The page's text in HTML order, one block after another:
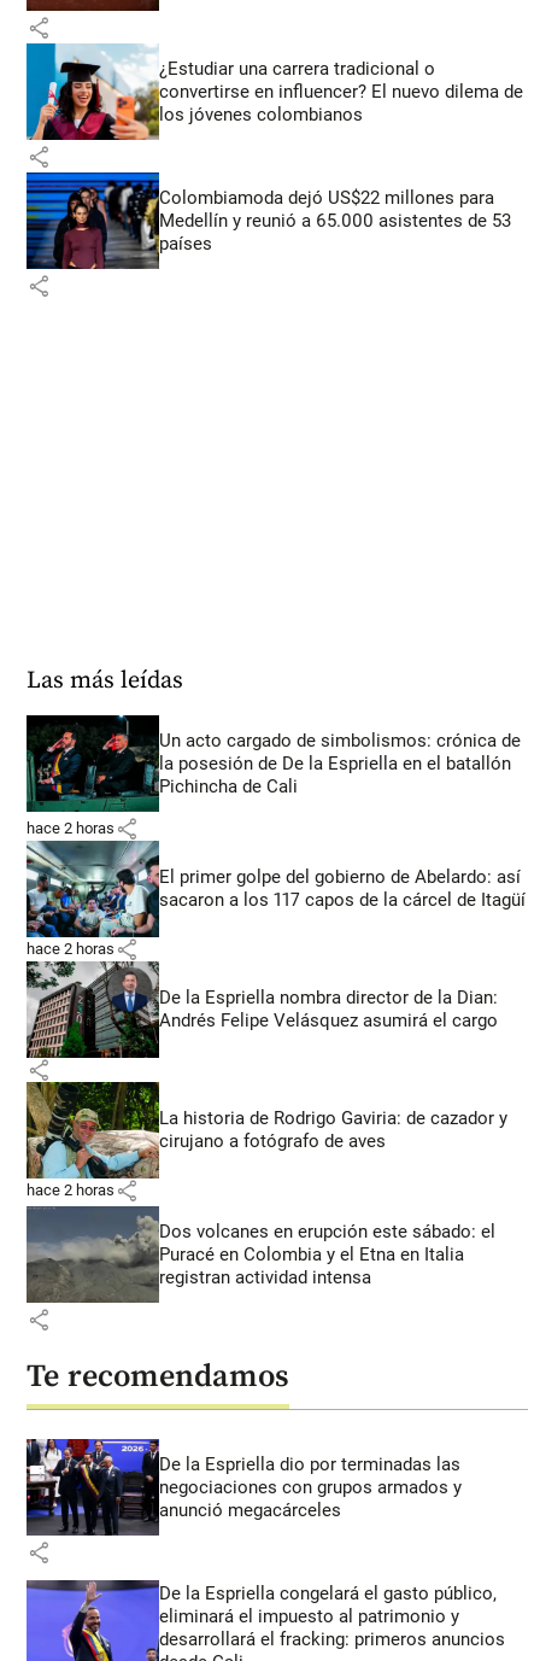
share
¿Estudiar una carrera tradicional o
convertirse en influencer? El nuevo dilema de
los jóvenes colombianos
share
Colombiamoda dejó US$22 millones para
Medellín y reunió a 65.000 asistentes de 53
países
share
Las más leídas
Un acto cargado de simbolismos: crónica de
la posesión de De la Espriella en el batallón
Pichincha de Cali
hace 2 horas share
El primer golpe del gobierno de Abelardo: así
sacaron a los 117 capos de la cárcel de Itagüí
hace 2 horas share
De la Espriella nombra director de la Dian:
Andrés Felipe Velásquez asumirá el cargo
share
La historia de Rodrigo Gaviria: de cazador y
cirujano a fotógrafo de aves
hace 2 horas share
Dos volcanes en erupción este sábado: el
Puracé en Colombia y el Etna en Italia
registran actividad intensa
share
Te recomendamos
De la Espriella dio por terminadas las
negociaciones con grupos armados y
anunció megacárceles
share
De la Espriella congelará el gasto público,
eliminará el impuesto al patrimonio y
desarrollará el fracking: primeros anuncios